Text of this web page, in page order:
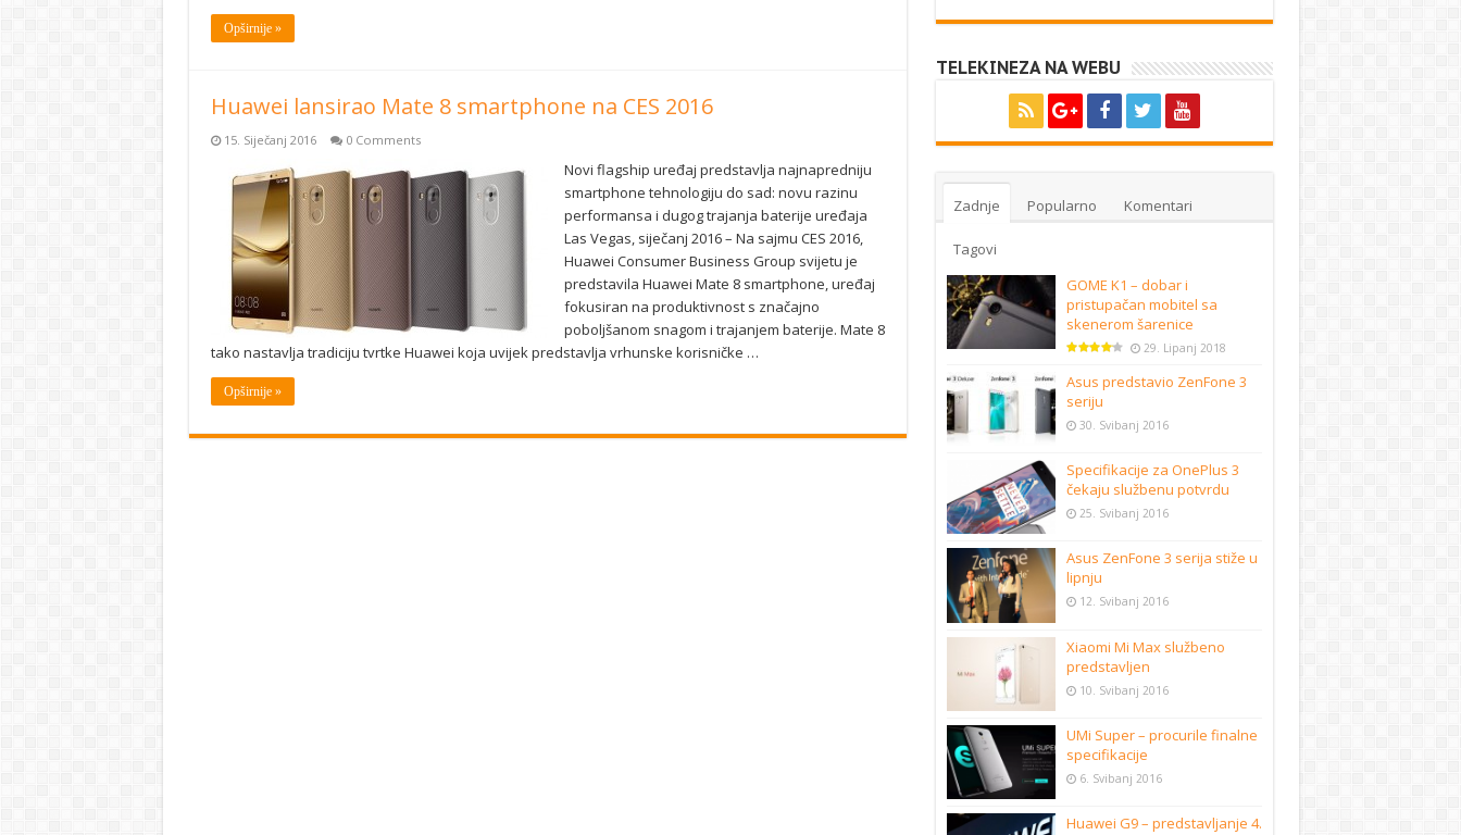
Opširnije »
Huawei lansirao Mate 8 smartphone na CES 2016
15. Siječanj 2016 0 Comments
Novi flagship uređaj predstavlja najnapredniju
smartphone tehnologiju do sad: novu razinu
performansa i dugog trajanja baterije uređaja
Las Vegas, siječanj 2016 – Na sajmu CES 2016,
Huawei Consumer Business Group svijetu je
predstavila Huawei Mate 8 smartphone, uređaj
fokusiran na produktivnost s značajno
poboljšanom snagom i trajanjem baterije. Mate 8
tako nastavlja tradiciju tvrtke Huawei koja uvijek predstavlja vrhunske korisničke …
Opširnije »
TELEKINEZA NA WEBU
Zadnje Popularno Komentari
Tagovi
GOME K1 – dobar i
pristupačan mobitel sa
skenerom šarenice
29. Lipanj 2018
Asus predstavio ZenFone 3
seriju
30. Svibanj 2016
Specifikacije za OnePlus 3
čekaju službenu potvrdu
25. Svibanj 2016
Asus ZenFone 3 serija stiže u
lipnju
12. Svibanj 2016
Xiaomi Mi Max službeno
predstavljen
10. Svibanj 2016
UMi Super – procurile finalne
specifikacije
6. Svibanj 2016
Huawei G9 – predstavljanje 4.